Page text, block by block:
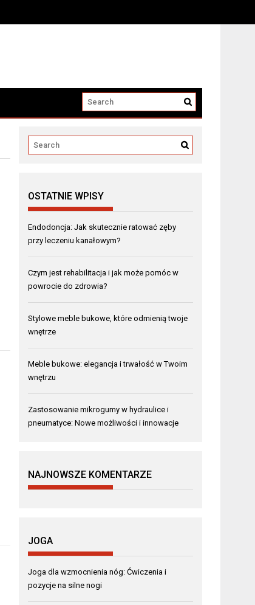
OSTATNIE WPISY
Endodoncja: Jak skutecznie ratować zęby
przy leczeniu kanałowym?
Czym jest rehabilitacja i jak może pomóc w
powrocie do zdrowia?
Stylowe meble bukowe, które odmienią twoje
wnętrze
Meble bukowe: elegancja i trwałość w Twoim
wnętrzu
Zastosowanie mikrogumy w hydraulice i
pneumatyce: Nowe możliwości i innowacje
NAJNOWSZE KOMENTARZE
JOGA
Joga dla wzmocnienia nóg: Ćwiczenia i
pozycje na silne nogi